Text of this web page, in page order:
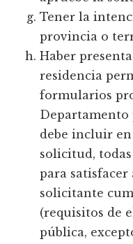
Tener la
provincia o
Haber
residencia
formularios
Departamento
debe incluir
solicitud, todas
para
solicitante
(requisitos de
pública,